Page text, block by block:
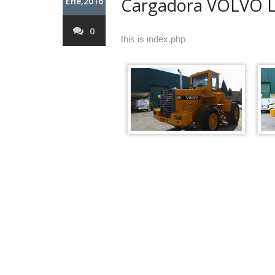
0
Cargadora VOLVO
this is index.php